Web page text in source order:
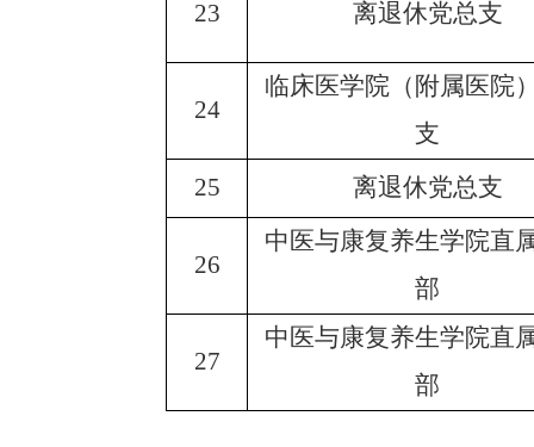
23 离退休党总支
24
临床医学院（附属医院
支
25
离退休党总支
26
中医与康复养生学院直
部
27
中医与康复养生学院直
部